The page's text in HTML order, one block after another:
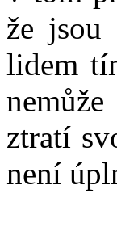
že jsou
lidem
ztratí
není